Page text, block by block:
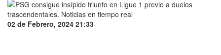
02 de Febrero, 2024 21:33